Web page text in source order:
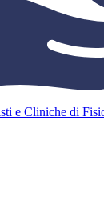
e Cliniche di